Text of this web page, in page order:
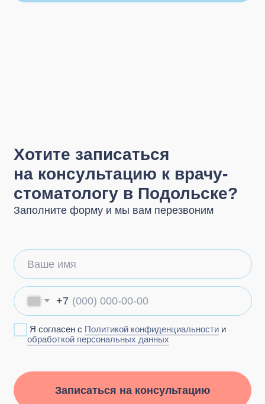
Есть детские стоматологи
Доступно для людей с инвалидностью
Бесплатная свободная парковка
.
обработкой персональных данных
Записаться на консультацию